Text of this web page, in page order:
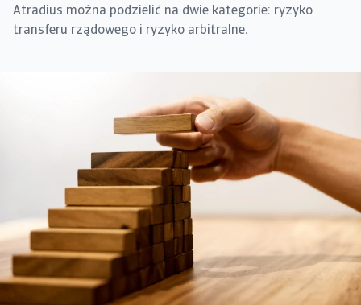
Atradius można podzielić na dwie kategorie: ryzyko
transferu rządowego i ryzyko arbitralne.